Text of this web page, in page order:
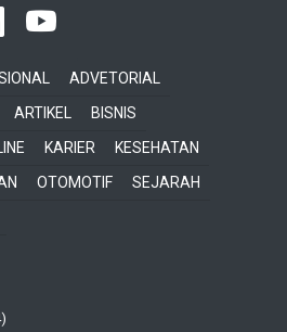
ADVETORIAL
ARTIKEL
BISNIS
KARIER
KESEHATAN
OTOMOTIF
SEJARAH